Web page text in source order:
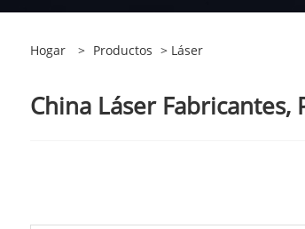
Hogar > Productos > Láser
China Láser Fabricantes,